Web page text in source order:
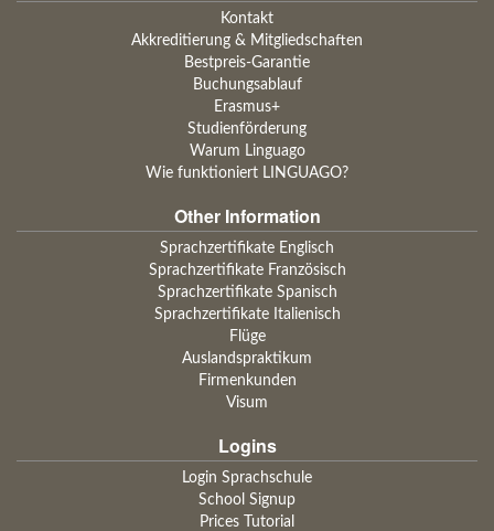
Kontakt
Akkreditierung & Mitgliedschaften
Bestpreis-Garantie
Buchungsablauf
Erasmus+
Studienförderung
Warum Linguago
Wie funktioniert LINGUAGO?
Other Information
Sprachzertifikate Englisch
Sprachzertifikate Französisch
Sprachzertifikate Spanisch
Sprachzertifikate Italienisch
Flüge
Auslandspraktikum
Firmenkunden
Visum
Logins
Login Sprachschule
School Signup
Prices Tutorial